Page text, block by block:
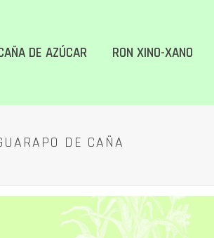
DE AZÚCAR RON XINO-XANO
DE CAÑA